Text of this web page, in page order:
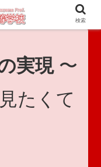
Commercial High School
実現〜
たくて
検索